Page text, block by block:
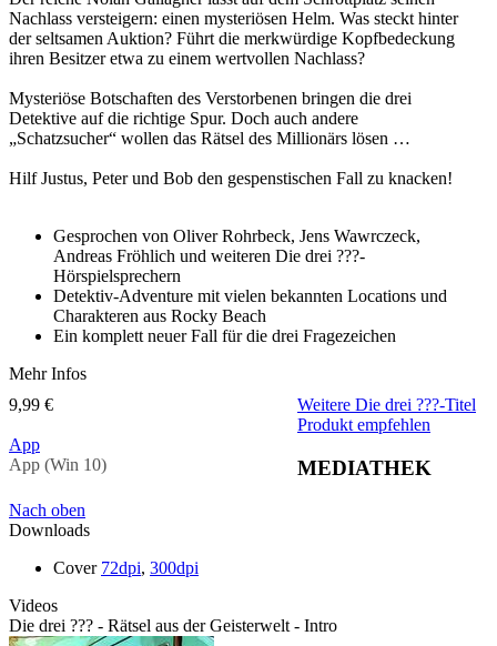
Nachlass versteigern: einen mysteriösen Helm. Was steckt hinter
der seltsamen Auktion? Führt die merkwürdige Kopfbedeckung
ihren Besitzer etwa zu einem wertvollen Nachlass?
Mysteriöse Botschaften des Verstorbenen bringen die drei
Detektive auf die richtige Spur. Doch auch andere
„Schatzsucher“ wollen das Rätsel des Millionärs lösen …
Hilf Justus, Peter und Bob den gespenstischen Fall zu knacken!
Gesprochen von Oliver Rohrbeck, Jens Wawrczeck,
Andreas Fröhlich und weiteren Die drei ???-
Hörspielsprechern
Detektiv-Adventure mit vielen bekannten Locations und
Charakteren aus Rocky Beach
Ein komplett neuer Fall für die drei Fragezeichen
Mehr Infos
9,99 €
App
App (Win 10)
Weitere Die drei ???-Titel
Produkt empfehlen
MEDIATHEK
Nach oben
Downloads
Cover 72dpi, 300dpi
Videos
Die drei ??? - Rätsel aus der Geisterwelt - Intro